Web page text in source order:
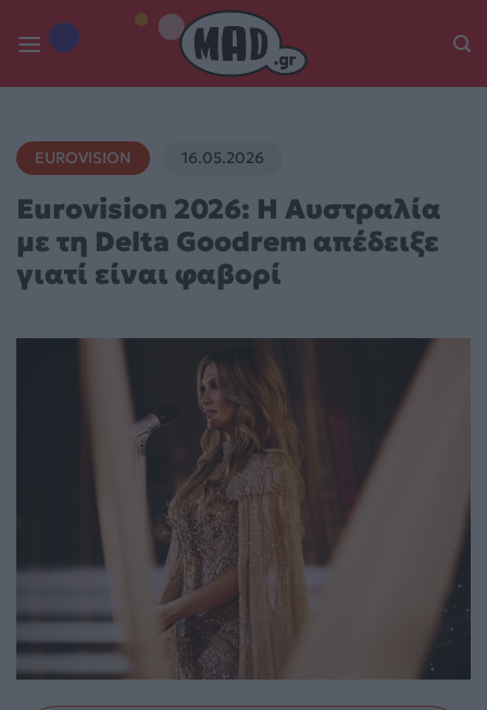
EUROVISION 16.05.2026
Eurovision 2026: Η Αυστραλία
με τη Delta Goodrem απέδειξε
γιατί είναι φαβορί